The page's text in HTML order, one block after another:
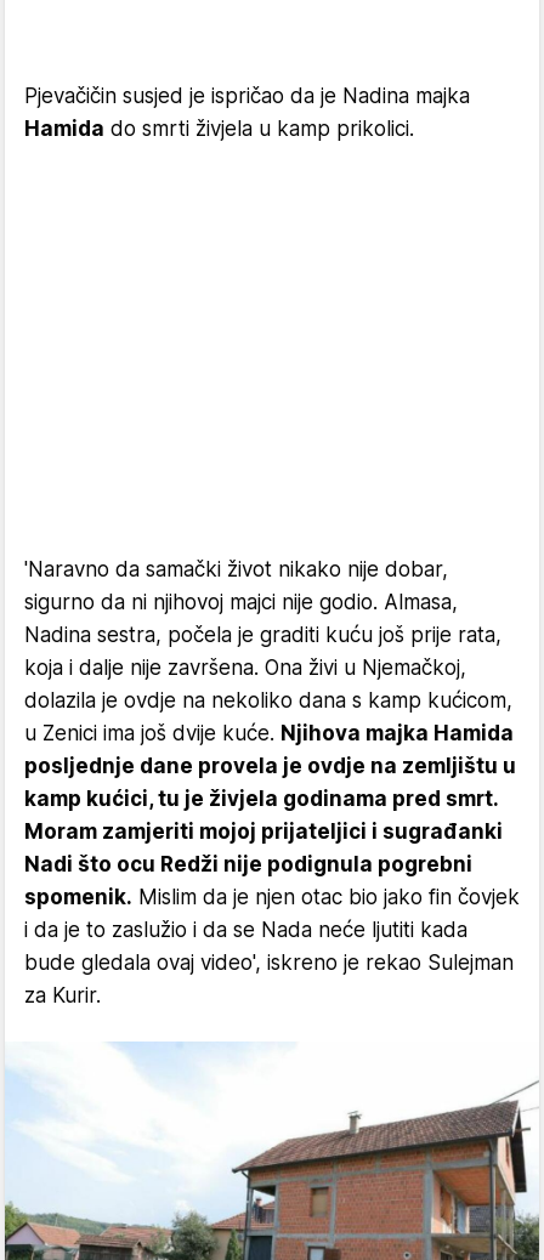
Pjevačičin susjed je ispričao da je Nadina majka
Hamida do smrti živjela u kamp prikolici.
'Naravno da samački život nikako nije dobar,
sigurno da ni njihovoj majci nije godio. Almasa,
Nadina sestra, počela je graditi kuću još prije rata,
koja i dalje nije završena. Ona živi u Njemačkoj,
dolazila je ovdje na nekoliko dana s kamp kućicom,
u Zenici ima još dvije kuće. Njihova majka Hamida
posljednje dane provela je ovdje na zemljištu u
kamp kućici, tu je živjela godinama pred smrt.
Moram zamjeriti mojoj prijateljici i sugrađanki
Nadi što ocu Redži nije podignula pogrebni
spomenik. Mislim da je njen otac bio jako fin čovjek
i da je to zaslužio i da se Nada neće ljutiti kada
bude gledala ovaj video', iskreno je rekao Sulejman
za Kurir.